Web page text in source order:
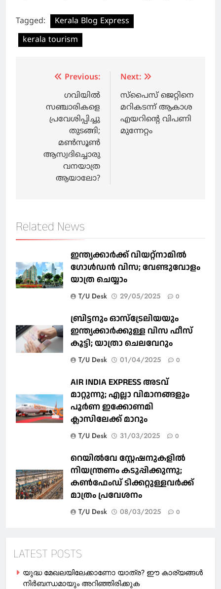
Tagged:
Kerala Blog Express
kerala tourism
navigation
Previous:
ഗവിയിൽ
സഞ്ചാരികളെ
പ്രവേശിപ്പിച്ചു
തുടങ്ങി;
മൺസൂൺ
ആസ്വദിച്ചൊരു
വനയാത്ര
ആയാലോ?
Next:
സ്പൈസ് ജെറ്റിനെ
മറികടന്ന് ആകാശ
എയറിന്റെ വിപണി
മുന്നേറ്റം
Related News
ഇന്ത്യക്കാർക്ക് വിയറ്റ്‌നാമില്‍
ഗോള്‍ഡന്‍ വിസ; വേണ്ടുവോളം
യാത്ര ചെയ്യാം
T/U Desk 29/05/2025 0
ബ്രിട്ടനും ഓസ്‌ട്രേലിയയും
ഇന്ത്യക്കാര്‍ക്കുള്ള വിസ ഫീസ്
കൂട്ടി; യാത്രാ ചെലവേറും
T/U Desk 01/04/2025 0
AIR INDIA EXPRESS അടവ്
മാറ്റുന്നു; എല്ലാ വിമാനങ്ങളും
പൂര്‍ണ ഇക്കോണമി
ക്ലാസിലേക്ക് മാറും
T/U Desk 31/03/2025 0
റെയില്‍വേ സ്റ്റേഷനുകളിൽ
നിയന്ത്രണം കടുപ്പിക്കുന്നു;
കണ്‍ഫേംഡ് ടിക്കറ്റുള്ളവര്‍ക്ക്
മാത്രം പ്രവേശനം
T/U Desk 08/03/2025 0
LATEST POSTS
യുദ്ധ മേഖലയിലേക്കാണോ യാത്ര? ഈ കാര്യങ്ങള്‍
നിര്‍ബന്ധമായും അറിഞ്ഞിരിക്കുക